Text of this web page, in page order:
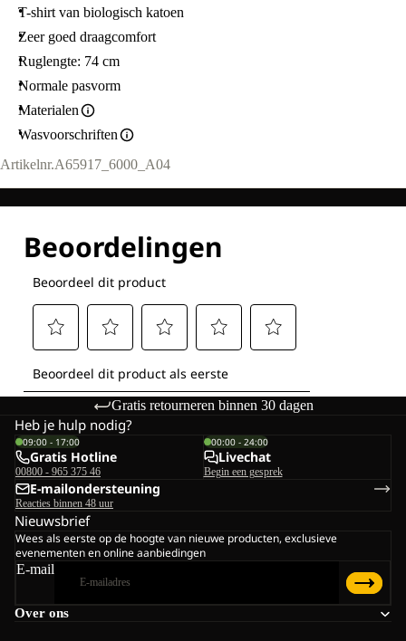
T-shirt van biologisch katoen
Zeer goed draagcomfort
Ruglengte: 74 cm
Normale pasvorm
Materialen
Wasvoorschriften
Artikelnr.A65917_6000_A04
Gratis retourneren binnen 30 dagen
Over ons
Heb je hulp nodig?
09:00 - 17:00
Gratis Hotline
00800 - 965 375 46
00:00 - 24:00
Livechat
Begin een gesprek
E-mailondersteuning
Reacties binnen 48 uur
Nieuwsbrief
Wees als eerste op de hoogte van nieuwe producten, exclusieve
evenementen en online aanbiedingen
E-mail